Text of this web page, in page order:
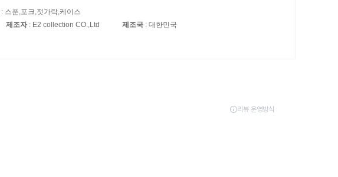
: 스푼,포크,젓가락,케이스
제조자: E2 collection CO.,Ltd 제조국 : 대한민국